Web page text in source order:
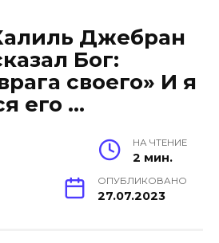
Джебран
Бог:
своего» И я
его …
НА ЧТЕНИЕ
2 мин.
ОПУБЛИКОВАНО
27.07.2023